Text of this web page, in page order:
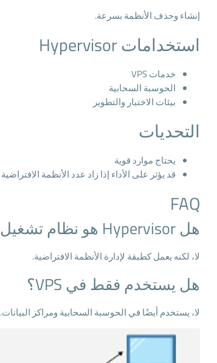
إنشاء وحذف الأنظمة بسرعة.
استخدامات Hypervisor
خدمات VPS
الحوسبة السحابية
بيئات الاختبار والتطوير
التحديات
يحتاج موارد قوية
قد يؤثر على الأداء إذا زاد عدد الأنظمة الافتراضية
FAQ
هل Hypervisor هو نظام تشغيل؟
لا، لكنه يعمل كطبقة لإدارة الأنظمة الافتراضية.
هل يستخدم فقط في VPS؟
لا، يستخدم أيضًا في الحوسبة السحابية ومراكز البيانات.